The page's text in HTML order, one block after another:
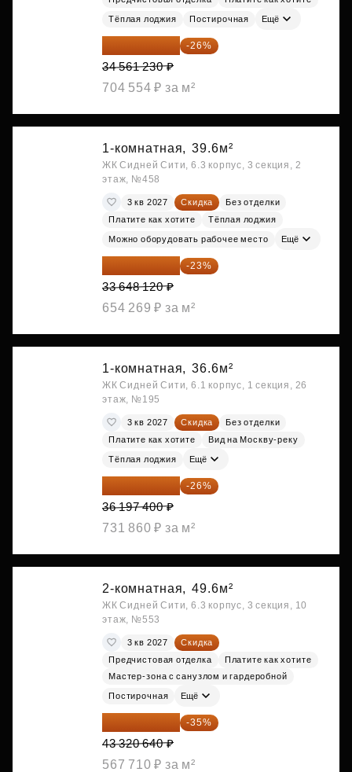
Тёплая лоджия Постирочная Ещё
25 575 310 ₽ -26%
34 561 230 ₽
704 554 ₽ за м²
1-комнатная, 39.6м²
ЖК Сидней Сити, 6.3 корпус, 3 секция, 2
этаж, №458
3 кв 2027 Скидка
Без отделки
Платите как хотите
Тёплая лоджия
Можно оборудовать рабочее место Ещё
25 909 052 ₽ -23%
33 648 120 ₽
654 269 ₽ за м²
1-комнатная, 36.6м²
ЖК Сидней Сити, 6.1 корпус, 1 секция, 26
этаж, №195
3 кв 2027 Скидка
Без отделки
Платите как хотите
Вид на Москву-реку
Тёплая лоджия Ещё
26 786 076 ₽ -26%
36 197 400 ₽
731 860 ₽ за м²
2-комнатная, 49.6м²
ЖК Сидней Сити, 6.3 корпус, 3 секция, 10
этаж, №553
3 кв 2027
Скидка
Предчистовая отделка
Платите как хотите
Мастер-зона с санузлом и гардеробной
Постирочная Ещё
28 158 416 ₽ -35%
43 320 640 ₽
567 710 ₽ за м²